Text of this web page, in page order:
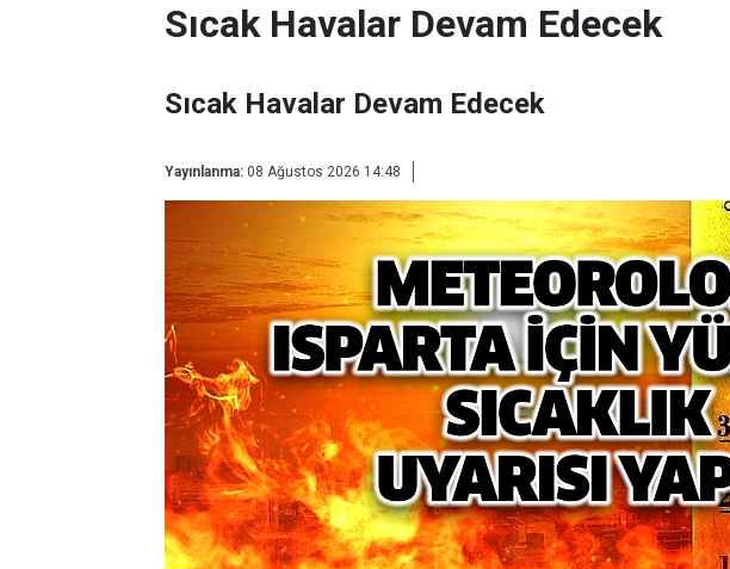
Sıcak Havalar Devam Edecek
Sıcak Havalar Devam Edecek
Yayınlanma: 08 Ağustos 2026 14:48